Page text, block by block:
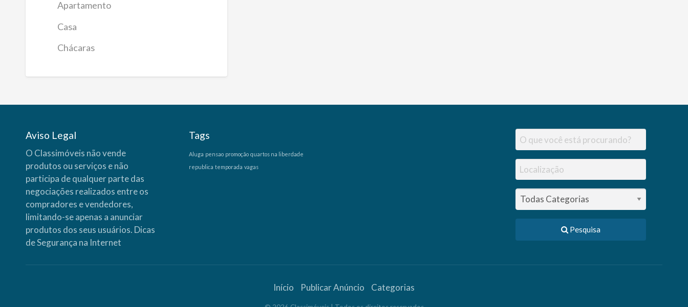
Apartamento
Casa
Chácaras
Aviso Legal
O Classimóveis não vende
produtos ou serviços e não
participa de qualquer parte das
negociações realizados entre os
compradores e vendedores,
limitando-se apenas a anunciar
produtos dos seus usuários. Dicas
de Segurança na Internet
Tags
Aluga pensao promoção quartos na liberdade
republica temporada vagas
Pesquisa
Início Publicar Anúncio Categorias